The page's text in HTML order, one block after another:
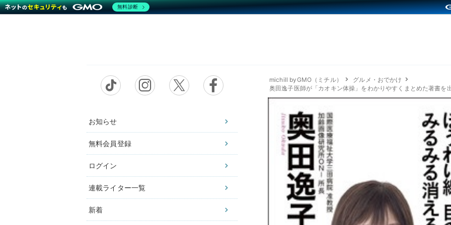
お知らせ
無料会員登録
ログイン
連載ライター一覧
新着
michill byGMO（ミチル）
グルメ・おでかけ
奥田逸子医師が「カオキン体操」をわかりやすくまとめた著書を
無料診断